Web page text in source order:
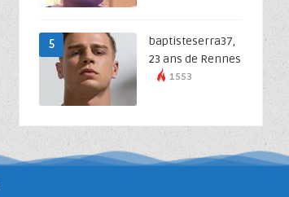
5
baptisteserra37,
23 ans de Rennes
1553